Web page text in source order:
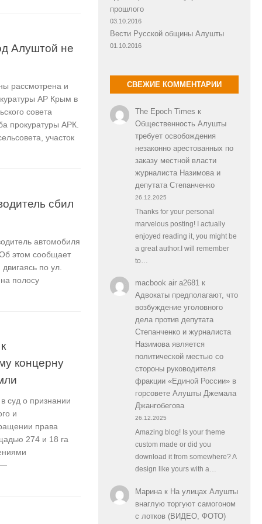
Алуштой не
рассмотрена и
АР Крым в
совета
прокуратуры АРК.
участок
сбил
автомобиля
этом сообщает
по ул.
полосу
концерну
суд о признании
и
права
274 и 18 га
—
прошлого
03.10.2016
Вести Русской общины Алушты
01.10.2016
СВЕЖИЕ КОММЕНТАРИИ
The Epoch Times к
Общественность Алушты
требует освобождения
незаконно арестованных по
заказу местной власти
журналиста Назимова и
депутата Степанченко
26.12.2025
Thanks for your personal
marvelous posting! I actually
enjoyed reading it, you might be
a great author.I will remember
to…
macbook air a2681к
Адвокаты предполагают, что
возбуждение уголовного
дела против депутата
Степанченко и журналиста
Назимова является
политической местью со
стороны руководителя
фракции «Единой России» в
горсовете Алушты Джемала
Джангобегова
26.12.2025
Amazing blog! Is your theme
custom made or did you
download it from somewhere? A
design like yours with a…
Маринак На улицах Алушты
внаглую торгуют самогоном
с лотков (ВИДЕО, ФОТО)